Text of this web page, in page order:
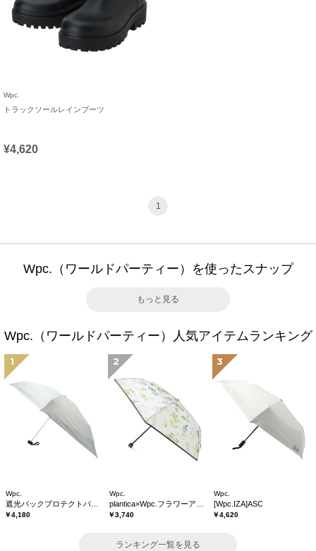
Wpc.
トラックソールレインブーツ
¥4,620
1
Wpc.（ワールドパーティー）を使ったスナップ
もっと見る
Wpc.（ワールドパーティー）人気アイテムランキング
1
Wpc.
￥4,180
2
Wpc.
￥3,740
3
Wpc.
[Wpc.IZA]ASC
￥4,620
ランキング一覧を見る